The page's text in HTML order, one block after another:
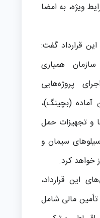
ویژه، به امضا
قرارداد گفت:
همیاری
پروژه‌هایی
آماده (بچینگ)،
و تجهیزات حمل
سیمان و
خواهد کرد.
این قرارداد،
مالی شامل